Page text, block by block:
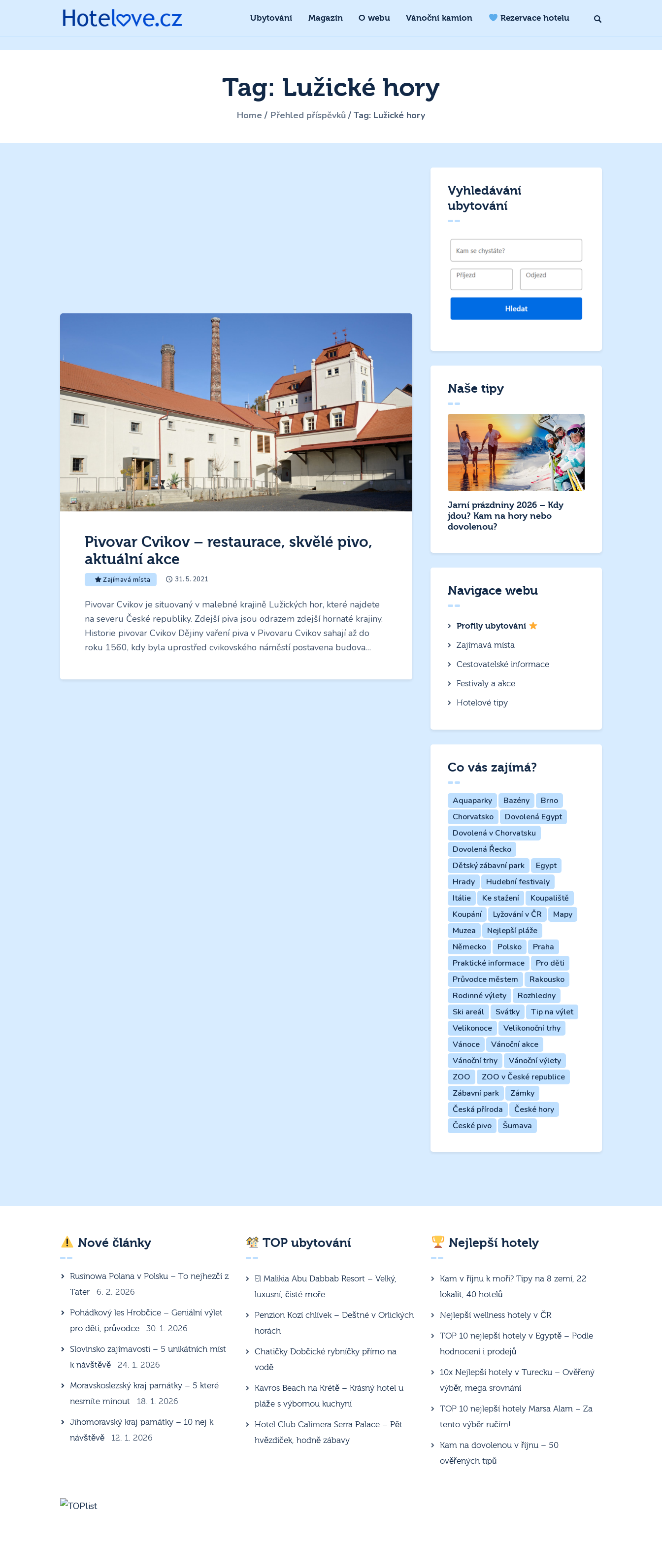
Ubytování Magazín O webu Vánoční kamion Rezervace hotelu
Tag: Lužické hory
Home Přehled příspěvků Tag: Lužické hory
Pivovar Cvikov – restaurace, skvělé pivo,
aktuální akce
Zajímavá místa 31. 5. 2021
Pivovar Cvikov je situovaný v malebné krajině Lužických hor, které najdete
na severu České republiky. Zdejší piva jsou odrazem zdejší hornaté krajiny.
Historie pivovar Cvikov Dějiny vaření piva v Pivovaru Cvikov sahají až do
roku 1560, kdy byla uprostřed cvikovského náměstí postavena budova…
Vyhledávání
ubytování
Naše tipy
Jarní prázdniny 2026 – Kdy
jdou? Kam na hory nebo
dovolenou?
Navigace webu
Profily ubytování
Zajímavá místa
Cestovatelské informace
Festivaly a akce
Hotelové tipy
Co vás zajímá?
Aquaparky Bazény
Brno
Chorvatsko
Dovolená Egypt
Dovolená v Chorvatsku
Dovolená Řecko
Dětský zábavní park
Egypt
Hrady
Hudební festivaly
Itálie
Ke stažení
Koupaliště
Koupání
Lyžování v ČR
Mapy
Muzea
Nejlepší pláže
Německo
Polsko
Praha
Praktické informace
Pro děti
Průvodce městem
Rakousko
Rodinné výlety
Rozhledny
Ski areál
Svátky
Tip na výlet
Velikonoce
Velikonoční trhy
Vánoce
Vánoční akce
Vánoční trhy
Vánoční výlety
ZOO
ZOO v České republice
Zábavní park
Zámky
Česká příroda
České hory
České pivo
Šumava
Nové články
Rusinowa Polana v Polsku – To nejhezčí z
Tater
6. 2. 2026
Pohádkový les Hrobčice – Geniální výlet
pro děti, průvodce
30. 1. 2026
Slovinsko zajímavosti – 5 unikátních míst
k návštěvě
24. 1. 2026
Moravskoslezský kraj památky – 5 které
nesmíte minout
18. 1. 2026
Jihomoravský kraj památky – 10 nej k
návštěvě
12. 1. 2026
TOP ubytování
El Malikia Abu Dabbab Resort – Velký,
luxusní, čisté moře
Penzion Kozí chlívek – Deštné v Orlických
horách
Chatičky Dobčické rybníčky přímo na
vodě
Kavros Beach na Krétě – Krásný hotel u
pláže s výbornou kuchyní
Hotel Club Calimera Serra Palace – Pět
hvězdiček, hodně zábavy
Nejlepší hotely
Kam v říjnu k moři? Tipy na 8 zemí, 22
lokalit, 40 hotelů
Nejlepší wellness hotely v ČR
TOP 10 nejlepší hotely v Egyptě – Podle
hodnocení i prodejů
10x Nejlepší hotely v Turecku – Ověřený
výběr, mega srovnání
TOP 10 nejlepší hotely Marsa Alam – Za
tento výběr ručím!
Kam na dovolenou v říjnu – 50
ověřených tipů